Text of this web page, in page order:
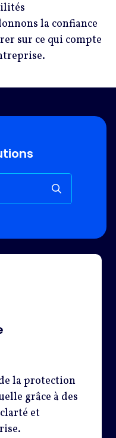
la confiance
sur ce qui compte
la protection
grâce à des
et